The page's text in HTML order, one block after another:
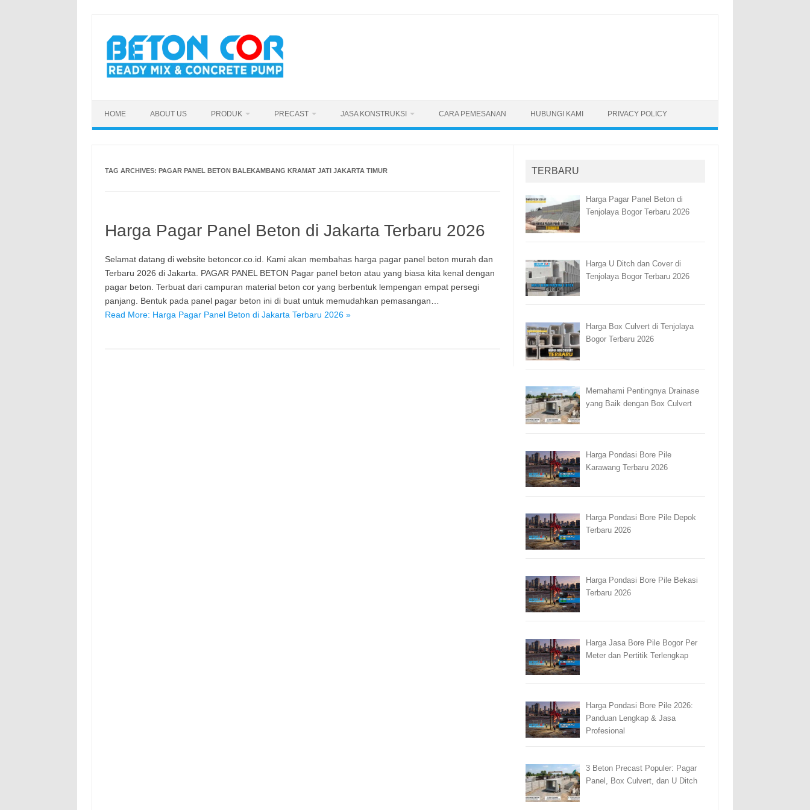
content
HOME ABOUT US PRODUK PRECAST JASA KONSTRUKSI CARA PEMESANAN HUBUNGI KAMI PRIVACY POLICY
TAG ARCHIVES: PAGAR PANEL BETON BALEKAMBANG KRAMAT JATI JAKARTA TIMUR
Harga Pagar Panel Beton di Jakarta Terbaru 2026
Selamat datang di website betoncor.co.id. Kami akan membahas harga pagar panel beton murah dan
Terbaru 2026 di Jakarta. PAGAR PANEL BETON Pagar panel beton atau yang biasa kita kenal dengan
pagar beton. Terbuat dari campuran material beton cor yang berbentuk lempengan empat persegi
panjang. Bentuk pada panel pagar beton ini di buat untuk memudahkan pemasangan…
Read More: Harga Pagar Panel Beton di Jakarta Terbaru 2026 »
TERBARU
Harga Pagar Panel Beton di
Tenjolaya Bogor Terbaru 2026
Harga U Ditch dan Cover di
Tenjolaya Bogor Terbaru 2026
Harga Box Culvert di Tenjolaya
Bogor Terbaru 2026
Memahami Pentingnya Drainase
yang Baik dengan Box Culvert
Harga Pondasi Bore Pile
Karawang Terbaru 2026
Harga Pondasi Bore Pile Depok
Terbaru 2026
Harga Pondasi Bore Pile Bekasi
Terbaru 2026
Harga Jasa Bore Pile Bogor Per
Meter dan Pertitik Terlengkap
Harga Pondasi Bore Pile 2026:
Panduan Lengkap & Jasa
Profesional
3 Beton Precast Populer: Pagar
Panel, Box Culvert, dan U Ditch